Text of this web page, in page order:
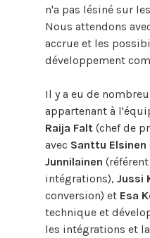
n'a pas lésiné sur
Nous attendons
accrue et les
développement
Il y a eu de
appartenant à
Raija Falt (chef de
avec Santtu Elsinen
Junnilainen
intégrations), Jussi
conversion) et Esa
technique et
les intégrations et